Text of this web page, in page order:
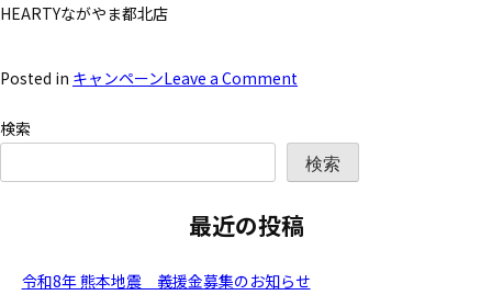
HEARTYながやま都北店
Posted in キャンペーンLeave a Comment
検索
検索
最近の投稿
令和8年 熊本地震 義援金募集のお知らせ